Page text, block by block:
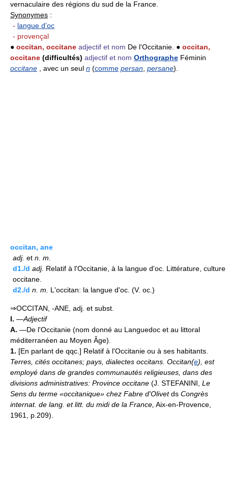
vernaculaire des régions du sud de la France.
Synonymes :
- langue d'oc
- provençal
● occitan, occitane adjectif et nom De l'Occitanie. ● occitan,
occitane (difficultés) adjectif et nom Orthographe Féminin
occitane , avec un seul n (comme persan persane).
occitan, ane
adj. et n. m.
d1./d adj. Relatif à l'Occitanie, à la langue d'oc. Littérature, culture
occitane.
d2./d n. m. L'occitan: la langue d'oc. (V. oc.)
⇒OCCITAN, -ANE, adj. et subst.
I. —Adjectif
A. —De l'Occitanie (nom donné au Languedoc et au littoral
méditerranéen au Moyen Âge).
1. [En parlant de qqc.] Relatif à l'Occitanie ou à ses habitants.
Terres, cités occitanes; pays, dialectes occitans. Occitan(e), est
employé dans de grandes communautés religieuses, dans des
divisions administratives: Province occitane (J. STEFANINI, Le
Sens du terme «occitanique» chez Fabre d'Olivetds Congrès
internat. de lang. et litt. du midi de la France, Aix-en-Provence,
1961, p.209).